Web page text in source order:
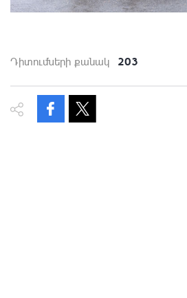
Դիտումների քանակ 203